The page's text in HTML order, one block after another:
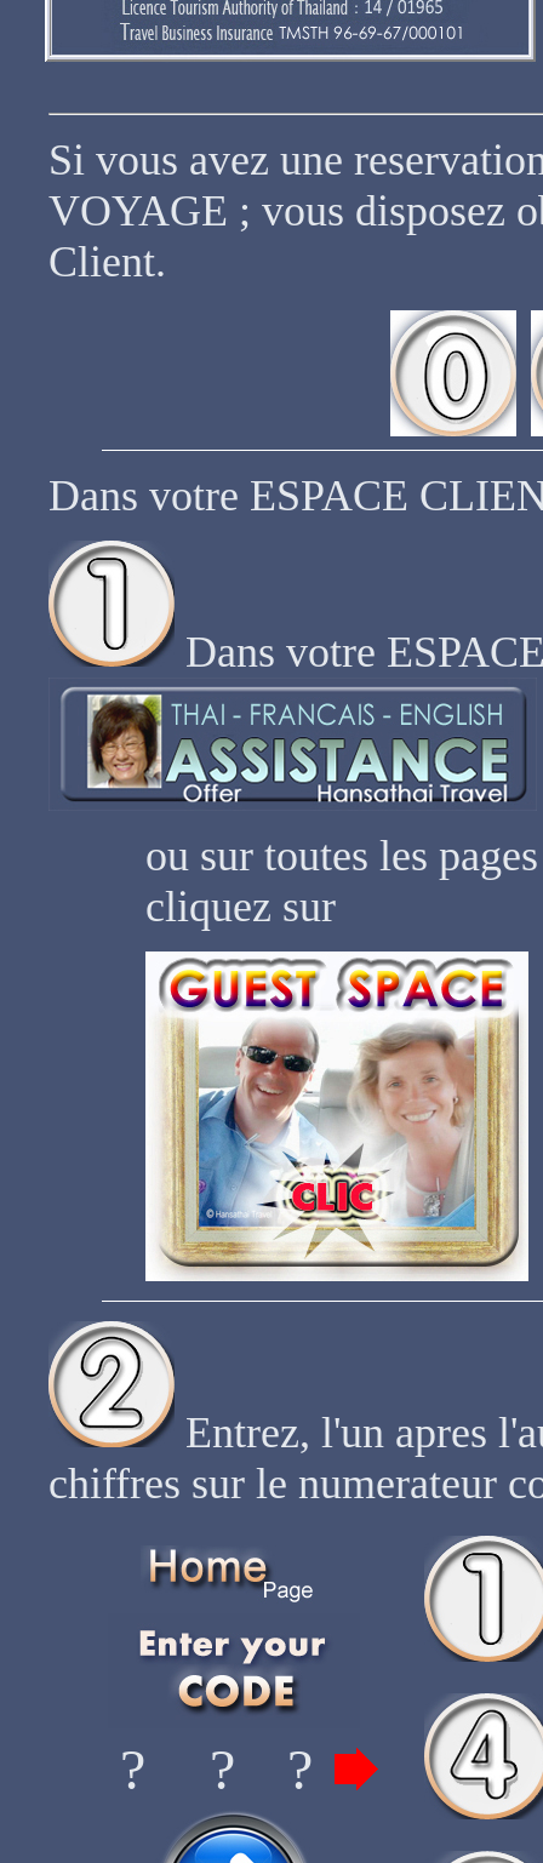
Si vous avez une
VOYAGE ; vous disposez
Client.
Dans votre ESPACE
Dans votre
ou sur toutes les
cliquez sur
Entrez, l'un apres
chiffres sur le numerateur
? ? ?